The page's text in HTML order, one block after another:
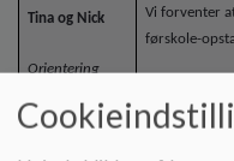
Tina og Nick
Orientering
Vi forventer
førskole-
Der er